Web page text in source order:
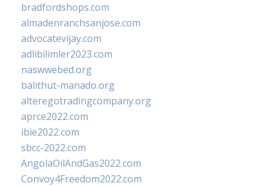
bradfordshops.com
almadenranchsanjose.com
advocatevijay.com
adlibilimler2023.com
naswwebed.org
balithut-manado.org
alteregotradingcompany.org
aprce2022.com
ibie2022.com
sbcc-2022.com
AngolaOilAndGas2022.com
Convoy4Freedom2022.com